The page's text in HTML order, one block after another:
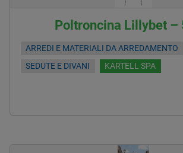
Poltroncina Lillybet –
ARREDI E MATERIALI DA ARREDAMENTO
SEDUTE E DIVANI
KARTELL SPA